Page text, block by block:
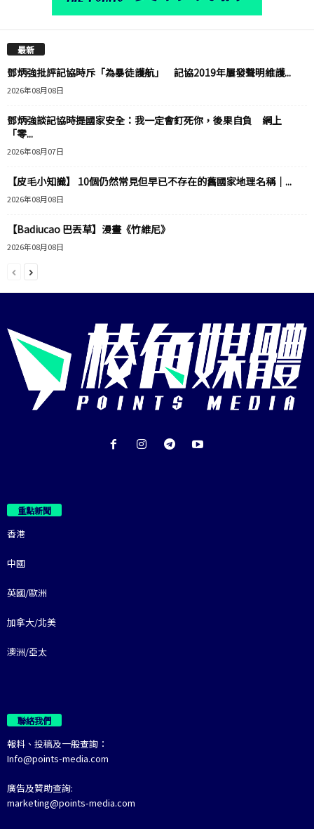
最新
鄧炳強批評記協時斥「為暴徒護航」 記協2019年屢發聲明維護...
2026年08月08日
鄧炳強談記協時提國家安全：我一定會釘死你，後果自負 網上
「零...
2026年08月07日
【皮毛小知識】 10個仍然常見但早已不存在的舊國家地理名稱｜...
2026年08月08日
【Badiucao 巴丟草】漫畫《竹維尼》
2026年08月08日
重點新聞
香港
中國
英國/歐洲
加拿大/北美
澳洲/亞太
聯絡我們
報料、投稿及一般查詢：
Info@points-media.com
廣告及贊助查詢:
marketing@points-media.com